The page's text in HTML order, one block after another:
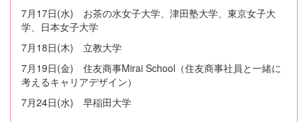
7月17日(水) お茶の水女子大学、津田塾大学、東京女子大
学、日本女子大学
7月18日(木) 立教大学
7月19日(金) 住友商事Mirai School（住友商事社員と一緒に
考えるキャリアデザイン）
7月24日(水) 早稲田大学